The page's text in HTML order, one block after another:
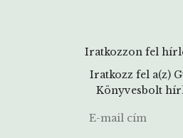
Iratkozzon fel
Iratkozz fel a(z)
Könyvesbolt